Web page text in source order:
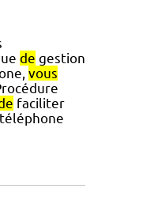
de gestion
vous
faciliter
téléphone